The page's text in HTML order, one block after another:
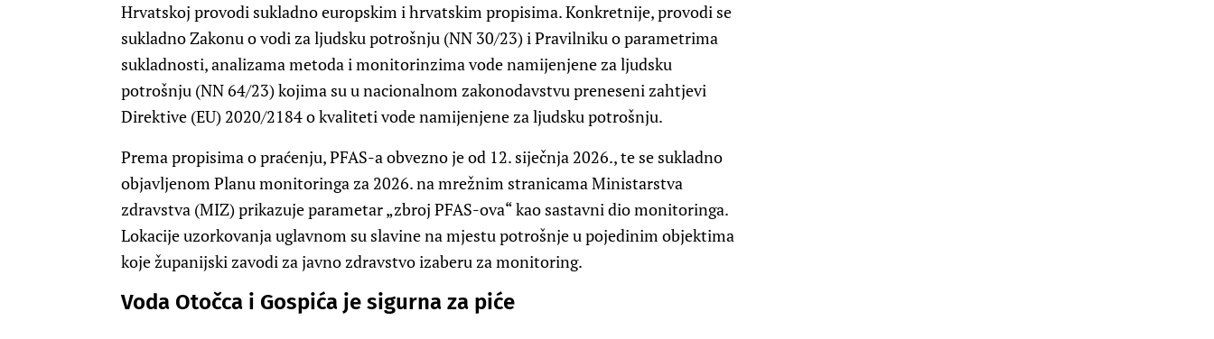
Hrvatskoj provodi sukladno europskim i hrvatskim propisima. Konkretnije, provodi se
sukladno Zakonu o vodi za ljudsku potrošnju (NN 30/23) i Pravilniku o parametrima
sukladnosti, analizama metoda i monitorinzima vode namijenjene za ljudsku
potrošnju (NN 64/23) kojima su u nacionalnom zakonodavstvu preneseni zahtjevi
Direktive (EU) 2020/2184 o kvaliteti vode namijenjene za ljudsku potrošnju.
Prema propisima o praćenju, PFAS-a obvezno je od 12. siječnja 2026., te se sukladno
objavljenom Planu monitoringa za 2026. na mrežnim stranicama Ministarstva
zdravstva (MIZ) prikazuje parametar „zbroj PFAS-ova“ kao sastavni dio monitoringa.
Lokacije uzorkovanja uglavnom su slavine na mjestu potrošnje u pojedinim objektima
koje županijski zavodi za javno zdravstvo izaberu za monitoring.
Voda Otočca i Gospića je sigurna za piće